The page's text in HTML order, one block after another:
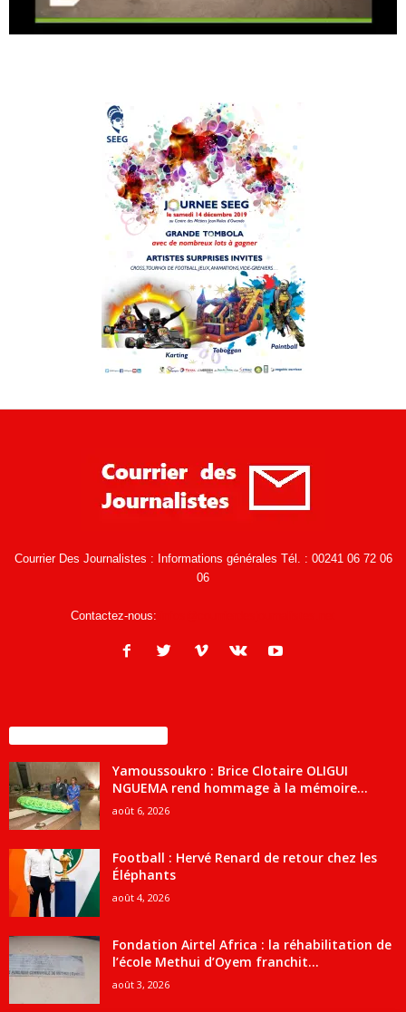
Courrier Des Journalistes : Informations générales Tél. : 00241 06 72 06
06
Contactez-nous:
Yamoussoukro : Brice Clotaire OLIGUI
NGUEMA rend hommage à la mémoire...
août 6, 2026
Football : Hervé Renard de retour chez les
Éléphants
août 4, 2026
Fondation Airtel Africa : la réhabilitation de
l’école Methui d’Oyem franchit...
août 3, 2026